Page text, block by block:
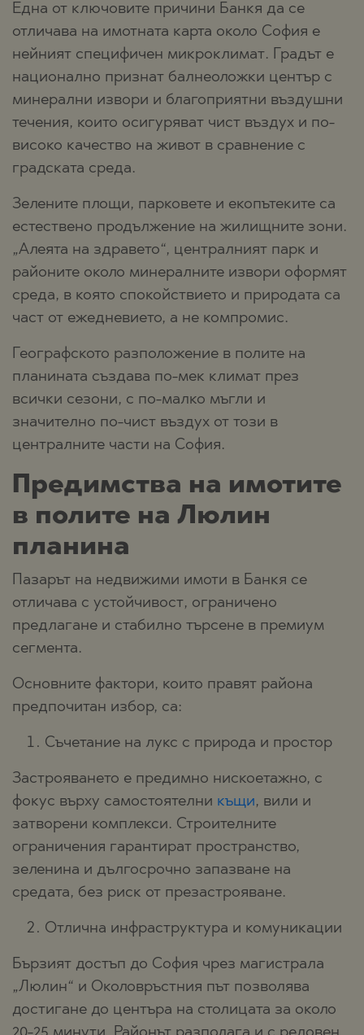
Една от ключовите причини Банкя да се
отличава на имотната карта около София е
нейният специфичен микроклимат. Градът е
национално признат балнеоложки център с
минерални извори и благоприятни въздушни
течения, които осигуряват чист въздух и по-
високо качество на живот в сравнение с
градската среда.
Зелените площи, парковете и екопътеките са
естествено продължение на жилищните зони.
„Алеята на здравето“, централният парк и
районите около минералните извори оформят
среда, в която спокойствието и природата са
част от ежедневието, а не компромис.
Географското разположение в полите на
планината създава по-мек климат през
всички сезони, с по-малко мъгли и
значително по-чист въздух от този в
централните части на София.
Предимства на имотите
в полите на Люлин
планина
Пазарът на недвижими имоти в Банкя се
отличава с устойчивост, ограничено
предлагане и стабилно търсене в премиум
сегмента.
Основните фактори, които правят района
предпочитан избор, са:
Съчетание на лукс с природа и простор
Застрояването е предимно нискоетажно, с
фокус върху самостоятелни къщи, вили и
затворени комплекси. Строителните
ограничения гарантират пространство,
зеленина и дългосрочно запазване на
средата, без риск от презастрояване.
Отлична инфраструктура и комуникации
Бързият достъп до София чрез магистрала
„Люлин“ и Околовръстния път позволява
достигане до центъра на столицата за около